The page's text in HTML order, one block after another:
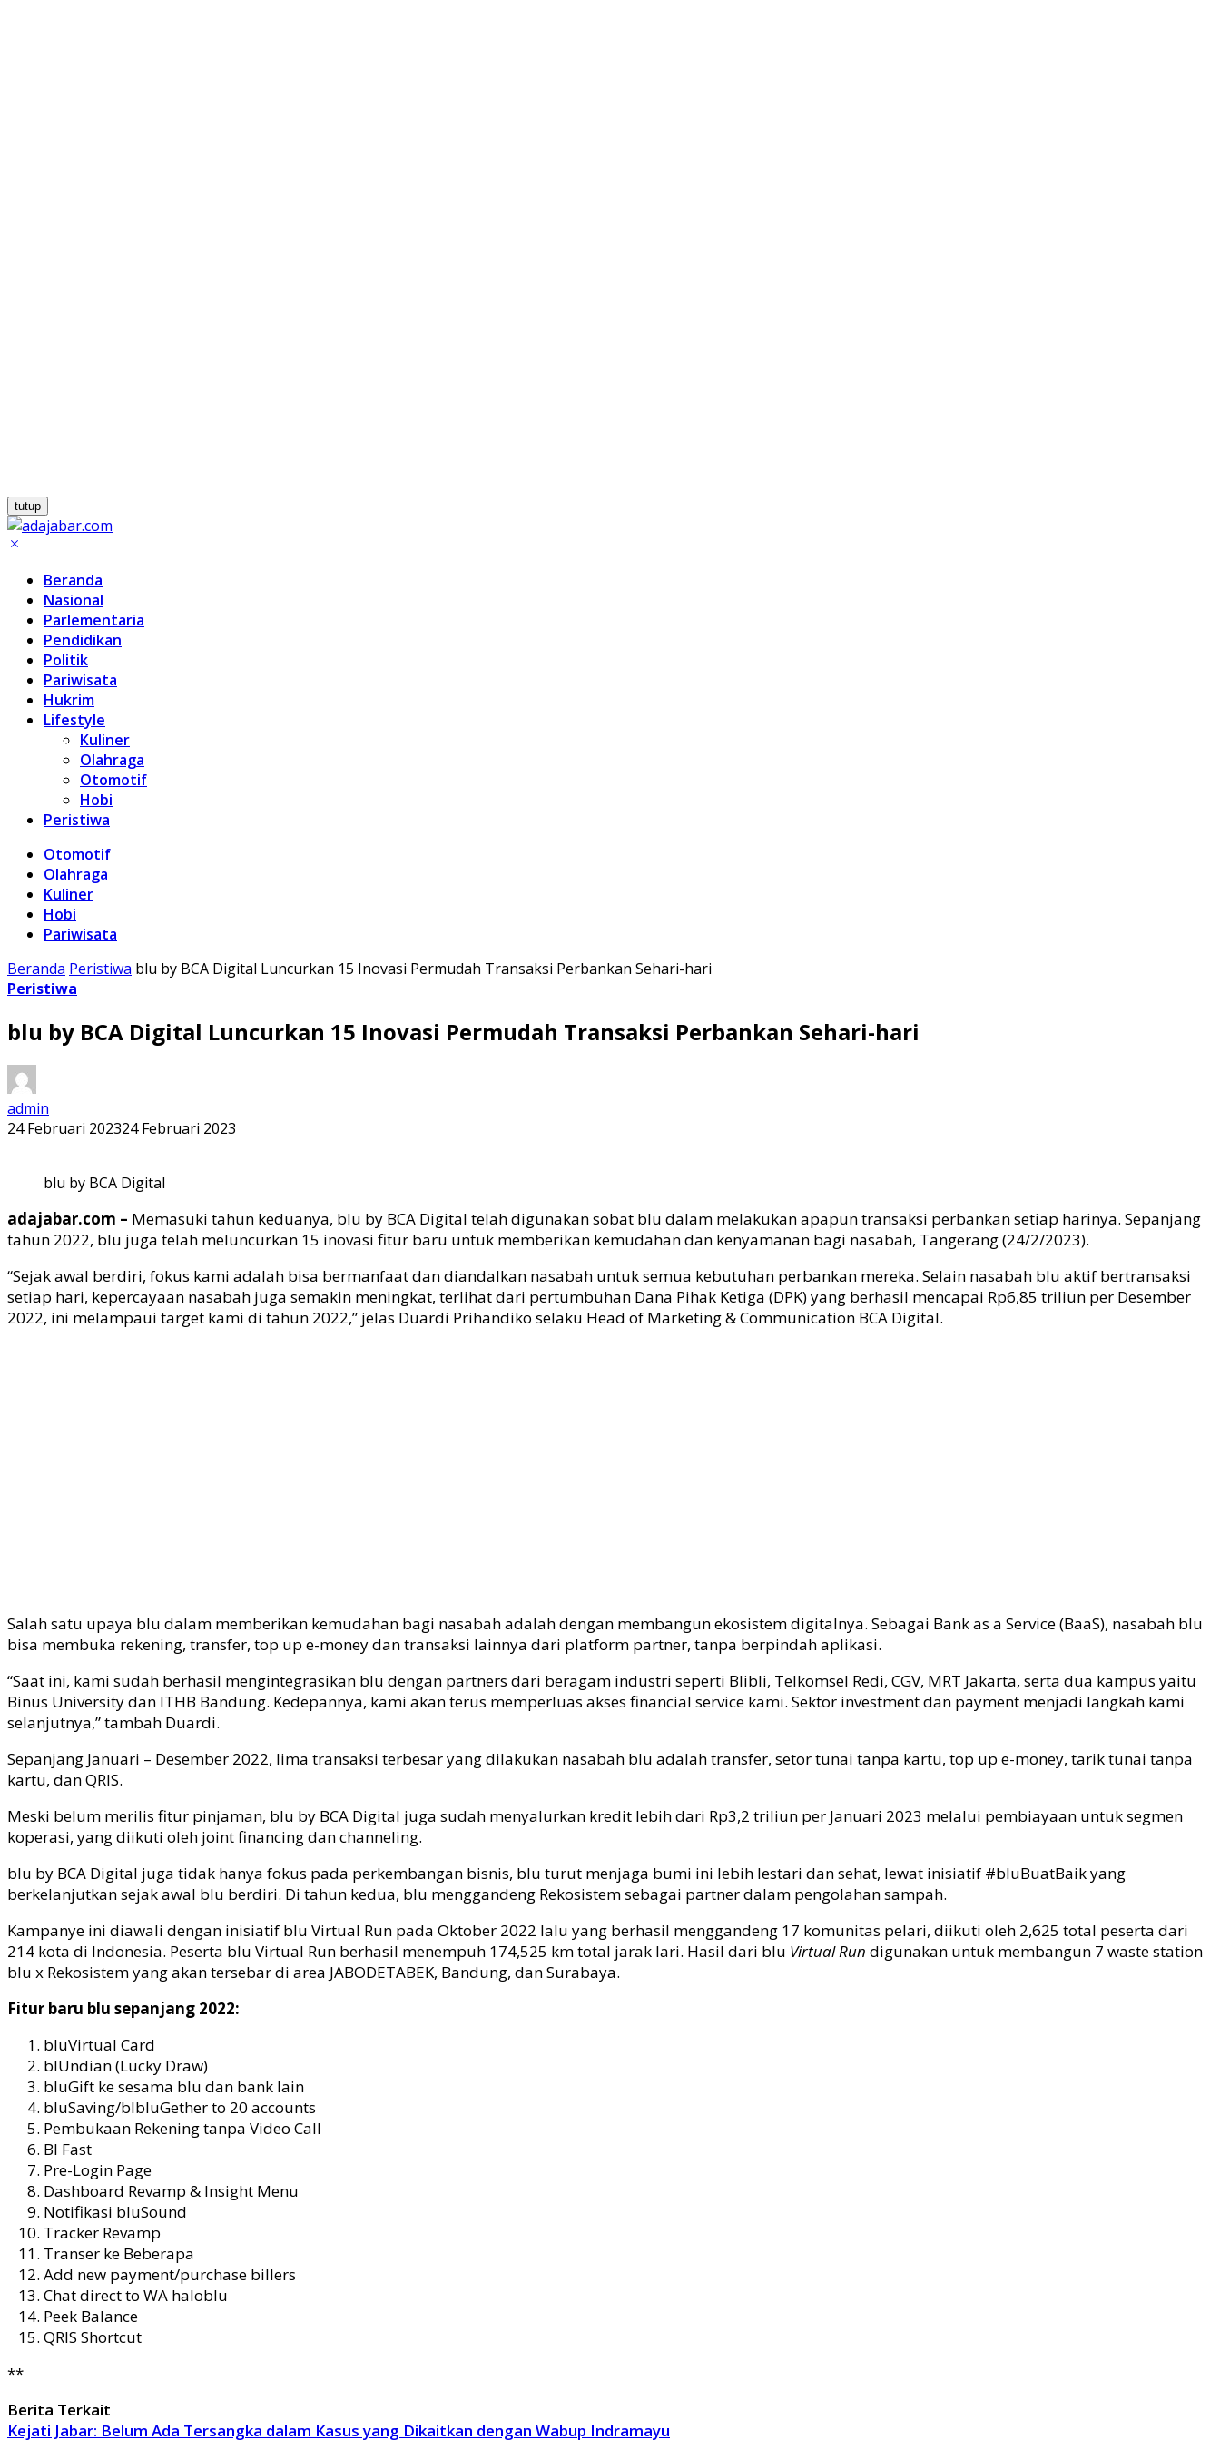
tutup
Beranda
Nasional
Parlementaria
Pendidikan
Politik
Pariwisata
Hukrim
Lifestyle
Kuliner
Olahraga
Otomotif
Hobi
Peristiwa
Otomotif
Olahraga
Kuliner
Hobi
Pariwisata
Beranda Peristiwa blu by BCA Digital Luncurkan 15 Inovasi Permudah Transaksi Perbankan Sehari-hari
Peristiwa
blu by BCA Digital Luncurkan 15 Inovasi Permudah Transaksi Perbankan Sehari-hari
admin
24 Februari 202324 Februari 2023
blu by BCA Digital
adajabar.com – Memasuki tahun keduanya, blu by BCA Digital telah digunakan sobat blu dalam melakukan apapun transaksi perbankan setiap harinya. Sepanjang
tahun 2022, blu juga telah meluncurkan 15 inovasi fitur baru untuk memberikan kemudahan dan kenyamanan bagi nasabah, Tangerang (24/2/2023).
“Sejak awal berdiri, fokus kami adalah bisa bermanfaat dan diandalkan nasabah untuk semua kebutuhan perbankan mereka. Selain nasabah blu aktif bertransaksi
setiap hari, kepercayaan nasabah juga semakin meningkat, terlihat dari pertumbuhan Dana Pihak Ketiga (DPK) yang berhasil mencapai Rp6,85 triliun per Desember
2022, ini melampaui target kami di tahun 2022,” jelas Duardi Prihandiko selaku Head of Marketing & Communication BCA Digital.
Salah satu upaya blu dalam memberikan kemudahan bagi nasabah adalah dengan membangun ekosistem digitalnya. Sebagai Bank as a Service (BaaS), nasabah blu
bisa membuka rekening, transfer, top up e-money dan transaksi lainnya dari platform partner, tanpa berpindah aplikasi.
“Saat ini, kami sudah berhasil mengintegrasikan blu dengan partners dari beragam industri seperti Blibli, Telkomsel Redi, CGV, MRT Jakarta, serta dua kampus yaitu
Binus University dan ITHB Bandung. Kedepannya, kami akan terus memperluas akses financial service kami. Sektor investment dan payment menjadi langkah kami
selanjutnya,” tambah Duardi.
Sepanjang Januari – Desember 2022, lima transaksi terbesar yang dilakukan nasabah blu adalah transfer, setor tunai tanpa kartu, top up e-money, tarik tunai tanpa
kartu, dan QRIS.
Meski belum merilis fitur pinjaman, blu by BCA Digital juga sudah menyalurkan kredit lebih dari Rp3,2 triliun per Januari 2023 melalui pembiayaan untuk segmen
koperasi, yang diikuti oleh joint financing dan channeling.
blu by BCA Digital juga tidak hanya fokus pada perkembangan bisnis, blu turut menjaga bumi ini lebih lestari dan sehat, lewat inisiatif #bluBuatBaik yang
berkelanjutkan sejak awal blu berdiri. Di tahun kedua, blu menggandeng Rekosistem sebagai partner dalam pengolahan sampah.
Kampanye ini diawali dengan inisiatif blu Virtual Run pada Oktober 2022 lalu yang berhasil menggandeng 17 komunitas pelari, diikuti oleh 2,625 total peserta dari
214 kota di Indonesia. Peserta blu Virtual Run berhasil menempuh 174,525 km total jarak lari. Hasil dari blu Virtual Run digunakan untuk membangun 7 waste station
blu x Rekosistem yang akan tersebar di area JABODETABEK, Bandung, dan Surabaya.
Fitur baru blu sepanjang 2022:
bluVirtual Card
blUndian (Lucky Draw)
bluGift ke sesama blu dan bank lain
bluSaving/blbluGether to 20 accounts
Pembukaan Rekening tanpa Video Call
BI Fast
Pre-Login Page
Dashboard Revamp & Insight Menu
Notifikasi bluSound
Tracker Revamp
Transer ke Beberapa
Add new payment/purchase billers
Chat direct to WA haloblu
Peek Balance
QRIS Shortcut
**
Berita Terkait
Kejati Jabar: Belum Ada Tersangka dalam Kasus yang Dikaitkan dengan Wabup Indramayu